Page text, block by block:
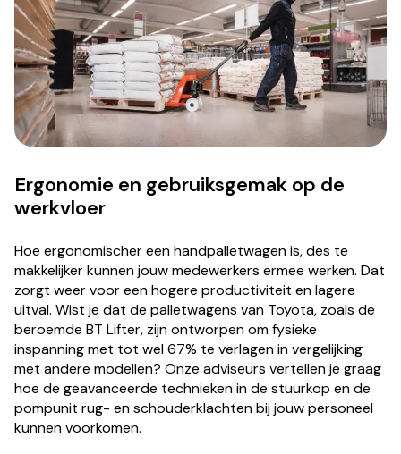
Ergonomie en gebruiksgemak op de
werkvloer
Hoe ergonomischer een handpalletwagen is, des te
makkelijker kunnen jouw medewerkers ermee werken. Dat
zorgt weer voor een hogere productiviteit en lagere
uitval. Wist je dat de palletwagens van Toyota, zoals de
beroemde BT Lifter, zijn ontworpen om fysieke
inspanning met tot wel 67% te verlagen in vergelijking
met andere modellen? Onze adviseurs vertellen je graag
hoe de geavanceerde technieken in de stuurkop en de
pompunit rug- en schouderklachten bij jouw personeel
kunnen voorkomen.